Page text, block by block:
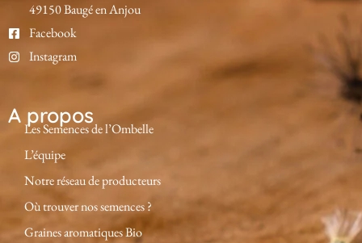
49150 Baugé en Anjou
Facebook
Instagram
A propos
Les Semences de l’Ombelle
L’équipe
Notre réseau de producteurs
Où trouver nos semences ?
Graines aromatiques Bio